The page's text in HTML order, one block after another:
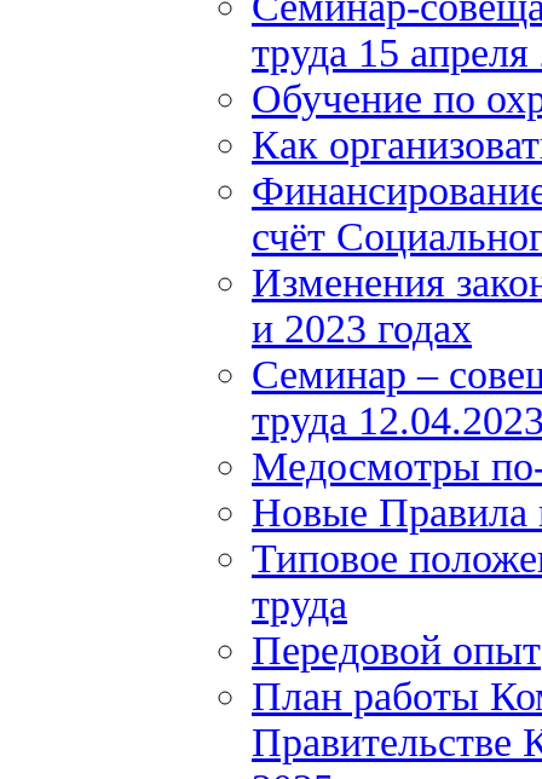
труда 15 апреля
Обучение по
Как
счёт
Изменения
и 2023 годах
Семинар –
труда
Медосмотры
Новые Правила
Типовое
труда
Передовой опыт
План работы
Правительстве